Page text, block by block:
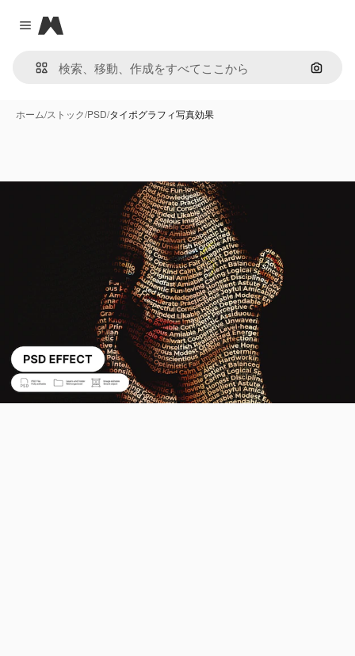
Close menu
Magnific
画像で
ホーム/ストック/PSD/タイポグラフィ写真効果